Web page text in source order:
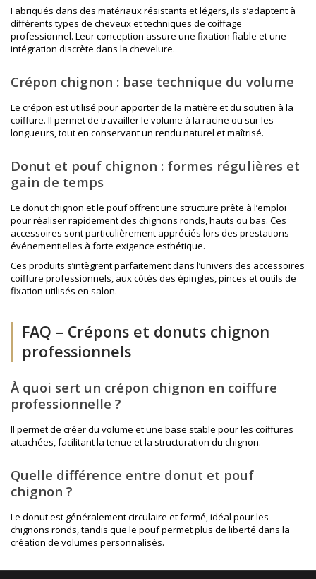
Fabriqués dans des matériaux résistants et légers, ils s’adaptent à
différents types de cheveux et techniques de coiffage
professionnel. Leur conception assure une fixation fiable et une
intégration discrète dans la chevelure.
Crépon chignon : base technique du volume
Le crépon est utilisé pour apporter de la matière et du soutien à la
coiffure. Il permet de travailler le volume à la racine ou sur les
longueurs, tout en conservant un rendu naturel et maîtrisé.
Donut et pouf chignon : formes régulières et
gain de temps
Le donut chignon et le pouf offrent une structure prête à l’emploi
pour réaliser rapidement des chignons ronds, hauts ou bas. Ces
accessoires sont particulièrement appréciés lors des prestations
événementielles à forte exigence esthétique.
Ces produits s’intègrent parfaitement dans l’univers des accessoires
coiffure professionnels , aux côtés des épingles, pinces et outils de
fixation utilisés en salon.
FAQ – Crépons et donuts chignon
professionnels
À quoi sert un crépon chignon en coiffure
professionnelle ?
Il permet de créer du volume et une base stable pour les coiffures
attachées, facilitant la tenue et la structuration du chignon.
Quelle différence entre donut et pouf
chignon ?
Le donut est généralement circulaire et fermé, idéal pour les
chignons ronds, tandis que le pouf permet plus de liberté dans la
création de volumes personnalisés.